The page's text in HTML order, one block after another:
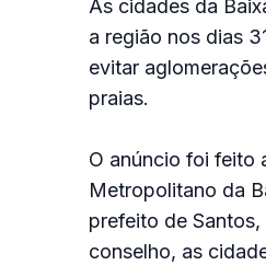
As cidades da
a região nos dias
evitar
praias.
O anúncio foi feito
Metropolitano da
prefeito de
conselho, as